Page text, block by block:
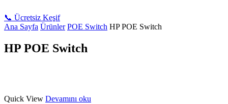
📞 Ücretsiz Keşif
Ana Sayfa Ürünler POE Switch HP POE Switch
HP POE Switch
Quick View Devamını oku